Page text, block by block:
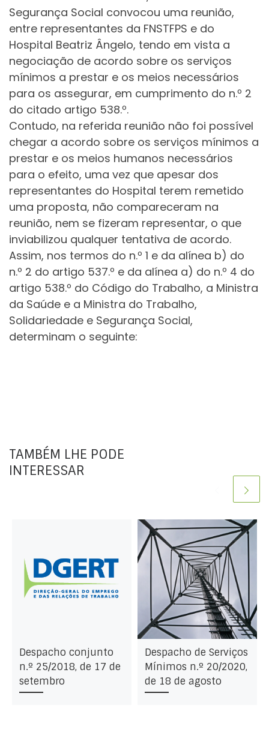
Segurança Social convocou uma reunião,
entre representantes da FNSTFPS e do
Hospital Beatriz Ângelo, tendo em vista a
negociação de acordo sobre os serviços
mínimos a prestar e os meios necessários
para os assegurar, em cumprimento do n.º 2
do citado artigo 538.º.
Contudo, na referida reunião não foi possível
chegar a acordo sobre os serviços mínimos a
prestar e os meios humanos necessários
para o efeito, uma vez que apesar dos
representantes do Hospital terem remetido
uma proposta, não compareceram na
reunião, nem se fizeram representar, o que
inviabilizou qualquer tentativa de acordo.
Assim, nos termos do n.º 1 e da alínea b) do
n.º 2 do artigo 537.º e da alínea a) do n.º 4 do
artigo 538.º do Código do Trabalho, a Ministra
da Saúde e a Ministra do Trabalho,
Solidariedade e Segurança Social,
determinam o seguinte:
TAMBÉM LHE PODE
INTERESSAR
Despacho conjunto
n.º 25/2018, de 17 de
setembro
Despacho de Serviços
Mínimos n.º 20/2020,
de 18 de agosto